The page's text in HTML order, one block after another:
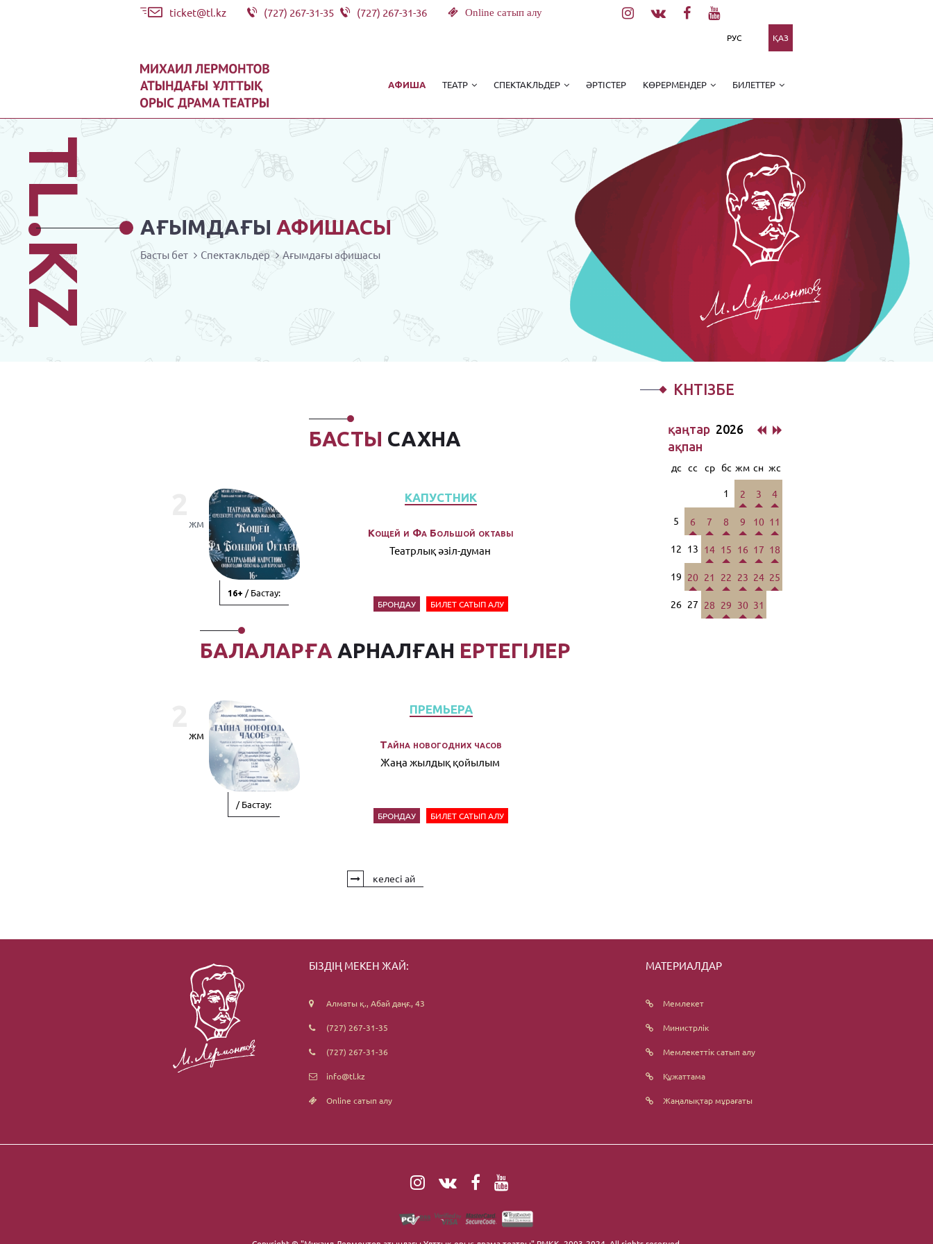
ticket@tl.kz (727) 267-31-35 (727) 267-31-36 Online сатып алу
РУС ҚАЗ
АФИША ТЕАТР СПЕКТАКЛЬДЕР ӘРТІСТЕР КӨРЕРМЕНДЕР БИЛЕТТЕР
АҒЫМДАҒЫ АФИШАСЫ
TL.KZ Басты бет Спектакльдер Ағымдағы афишасы
БАСТЫ САХНА
жм
16+ / Бастау:
КАПУСТНИК
Кощей и Фа Большой октавы
Театрлық әзiл-думан
БРОНДАУ БИЛЕТ САТЫП АЛУ
БАЛАЛАРҒА АРНАЛҒАН ЕРТЕГІЛЕР
жм
/ Бастау:
ПРЕМЬЕРА
Тайна новогодних часов
Жаңа жылдық қойылым
БРОНДАУ БИЛЕТ САТЫП АЛУ
келесі ай
КҮНТІЗБЕ
қаңтар 2026
ақпан
дс сс ср бс жм сн жс
1 2 3 4
5 6 7 8 9 10 11
12 13 14 15 16 17 18
19 20 21 22 23 24 25
26 27 28 29 30 31
БІЗДІҢ МЕКЕН ЖАЙ:
Алматы қ., Абай даңғ., 43
(727) 267-31-35
(727) 267-31-36
info@tl.kz
Online сатып алу
МАТЕРИАЛДАР
Мемлекет
Министрлік
Мемлекеттік сатып алу
Құжаттама
Жаңалықтар мұрағаты